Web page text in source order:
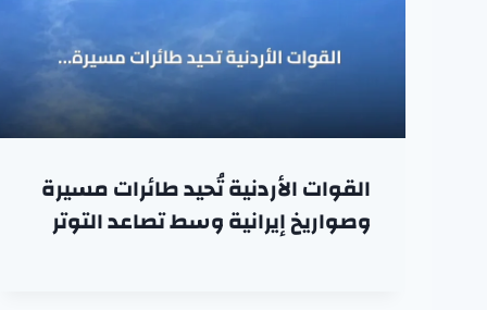
القوات الأردنية تُحيد طائرات مسيرة
وصواريخ إيرانية وسط تصاعد التوتر